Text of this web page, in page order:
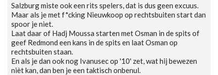
Salzburg miste ook een rits spelers, dat is dus geen excuus.
Maar als je met f*cking Nieuwkoop op rechtsbuiten start dan
spoor je niet.
Laat daar of Hadj Moussa starten met Osman in de spits of
geef Redmond een kans in de spits en laat Osman op
rechtsbuiten staan.
En als je dan ook nog Ivanusec op '10' zet, wat hij bewezen
nièt kan, dan ben je een taktisch onbenul.